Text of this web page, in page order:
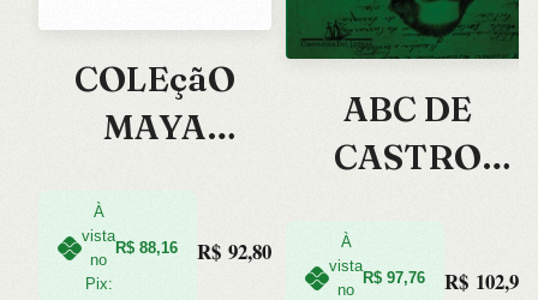
COLEçãO
MAYA
ECOBAG
EXCLUSIVA
À
vista
no
Pix:
R$ 88,16 R$ 92,80
ABC DE
CASTRO
À
vista
no
R$ 97,76 R$ 102,90